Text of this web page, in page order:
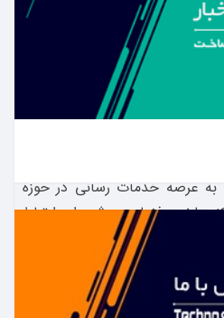
انتخاب و خرید آنلاین
و همچنین اهمیت صنعت
مهندسی تکنوساخت با هدف
و تکنولوژی فعالیت خود را در
در راستای این هدف وب سایت رسمی
در سال 1395 پا به عرصه خدمات رسانی در حوزه
فضایی موثر برای ارتباط
ساختمانی و متقاضیان بخش
است. شما می توانید در حوزه ی
ساختمان با محصولات معتبر